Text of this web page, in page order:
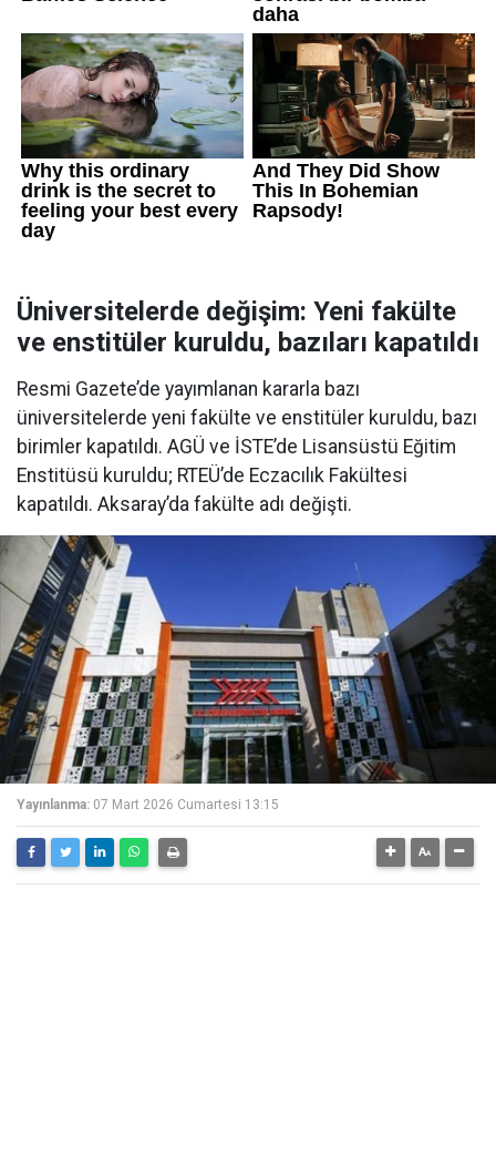
Üniversitelerde değişim: Yeni fakülte
ve enstitüler kuruldu, bazıları kapatıldı
Resmi Gazete’de yayımlanan kararla bazı
üniversitelerde yeni fakülte ve enstitüler kuruldu, bazı
birimler kapatıldı. AGÜ ve İSTE’de Lisansüstü Eğitim
Enstitüsü kuruldu; RTEÜ’de Eczacılık Fakültesi
kapatıldı. Aksaray’da fakülte adı değişti.
Yayınlanma: 07 Mart 2026 Cumartesi 13:15